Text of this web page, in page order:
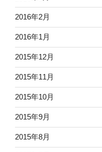
2016年2月
2016年1月
2015年12月
2015年11月
2015年10月
2015年9月
2015年8月